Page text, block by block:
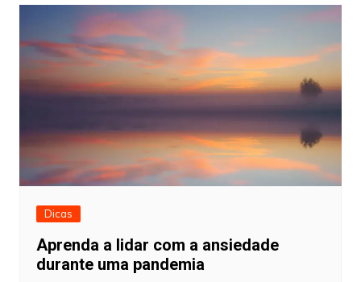
Dicas
Aprenda a lidar com a ansiedade
durante uma pandemia